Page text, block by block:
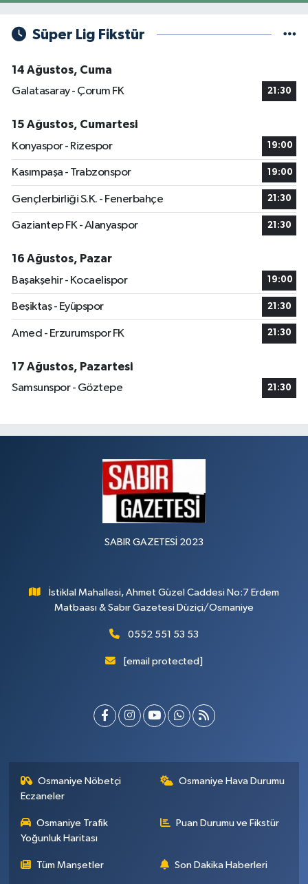
Süper Lig Fikstür
14 Ağustos, Cuma
Galatasaray - Çorum FK
21:30
15 Ağustos, Cumartesi
Konyaspor - Rizespor
19:00
Kasımpaşa - Trabzonspor 19:00
Gençlerbirliği S.K. - Fenerbahçe 21:30
Gaziantep FK - Alanyaspor 21:30
16 Ağustos, Pazar
Başakşehir - Kocaelispor
19:00
Beşiktaş - Eyüpspor 21:30
Amed - Erzurumspor FK 21:30
17 Ağustos, Pazartesi
Samsunspor - Göztepe
21:30
SABIR GAZETESİ 2023
İstiklal Mahallesi, Ahmet Güzel Caddesi No:7 Erdem
Matbaası & Sabır Gazetesi Düziçi/Osmaniye
0552 551 53 53
[email protected]
Osmaniye Nöbetçi
Eczaneler
Osmaniye Hava Durumu
Osmaniye Trafik
Yoğunluk Haritası
Puan Durumu ve Fikstür
Tüm Manşetler Son Dakika Haberleri